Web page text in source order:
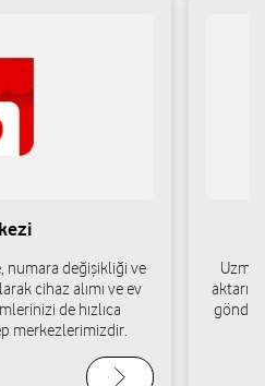
Yüksektepe
C Karatay/Konya
numara değişikliği ve
cihaz alımı ve ev
de hızlıca
merkezlerimizdir.